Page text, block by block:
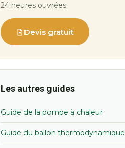
24 heures ouvrées.
Devis gratuit
Les autres guides
Guide de la pompe à chaleur
Guide du ballon thermodynamique